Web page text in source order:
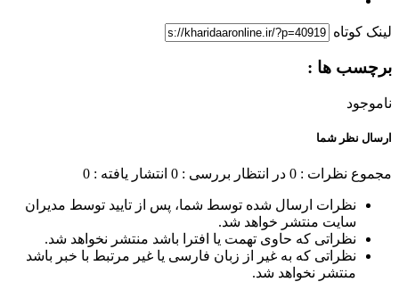
لینک کوتاه
برچسب ها :
ناموجود
ارسال نظر شما
مجموع نظرات : 0 در انتظار بررسی : 0 انتشار یافته : 0
نظرات ارسال شده توسط شما، پس از تایید توسط مدیران
سایت منتشر خواهد شد.
نظراتی که حاوی تهمت یا افترا باشد منتشر نخواهد شد.
نظراتی که به غیر از زبان فارسی یا غیر مرتبط با خبر باشد
منتشر نخواهد شد.